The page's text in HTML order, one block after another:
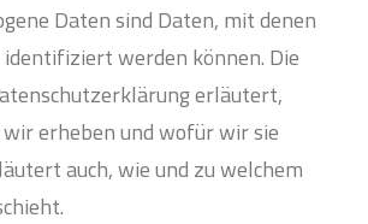
Daten sind Daten, mit denen
werden können. Die
erläutert,
erheben und wofür wir sie
auch, wie und zu welchem